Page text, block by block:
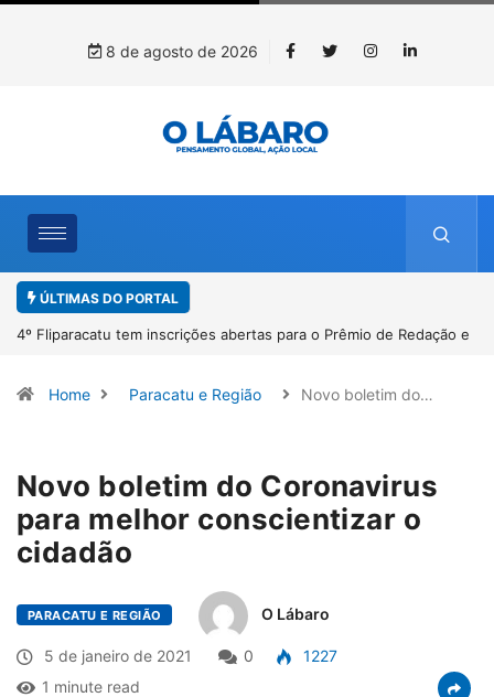
8 de agosto de 2026
ÚLTIMAS DO PORTAL
e Paracatu caminha pelos 20 anos da Lei Maria da Penha
Home Paracatu e Região Novo boletim do…
Novo boletim do Coronavirus
para melhor conscientizar o
cidadão
PARACATU E REGIÃO O Lábaro
5 de janeiro de 2021 0
1227
1 minute read